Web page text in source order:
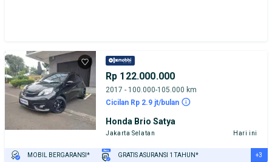
Rp 122.000.000
2017 - 100.000-105.000 km
Cicilan Rp 2.9 jt/bulan
Honda Brio Satya
Jakarta Selatan Hari ini
MOBIL BERGARANSI* GRATIS ASURANSI 1 TAHUN* +3